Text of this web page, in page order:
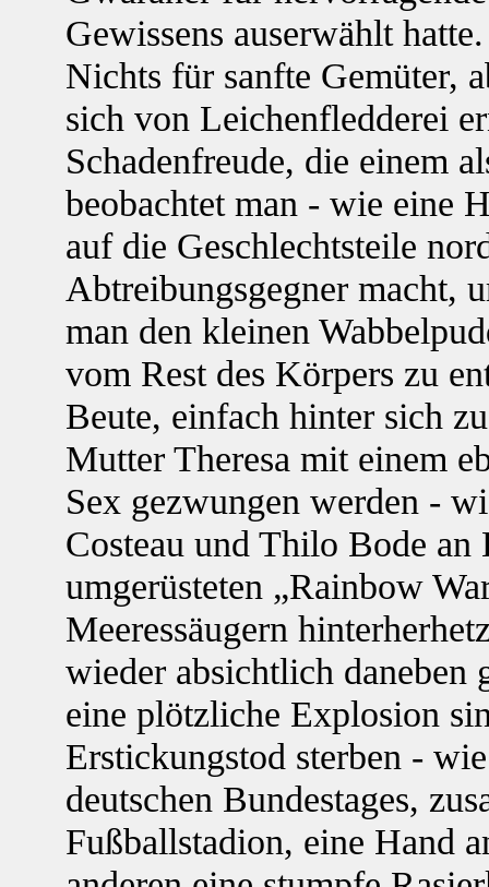
Gewissens auserwählt hatte.
Nichts für sanfte Gemüter,
sich von Leichenfledderei
Schadenfreude, die einem
beobachtet man - wie eine
auf die Geschlechtsteile
Abtreibungsgegner macht,
man den kleinen
vom Rest des Körpers zu
Beute, einfach hinter sich
Mutter Theresa mit einem
Sex gezwungen werden -
Costeau und Thilo Bode
umgerüsteten „Rainbow
Meeressäugern
wieder absichtlich daneben
eine plötzliche Explosion
Erstickungstod sterben -
deutschen Bundestages,
Fußballstadion, eine Hand